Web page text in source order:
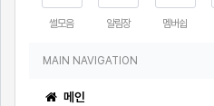
썰모음 알림장 멤버쉽
MAIN NAVIGATION
메인